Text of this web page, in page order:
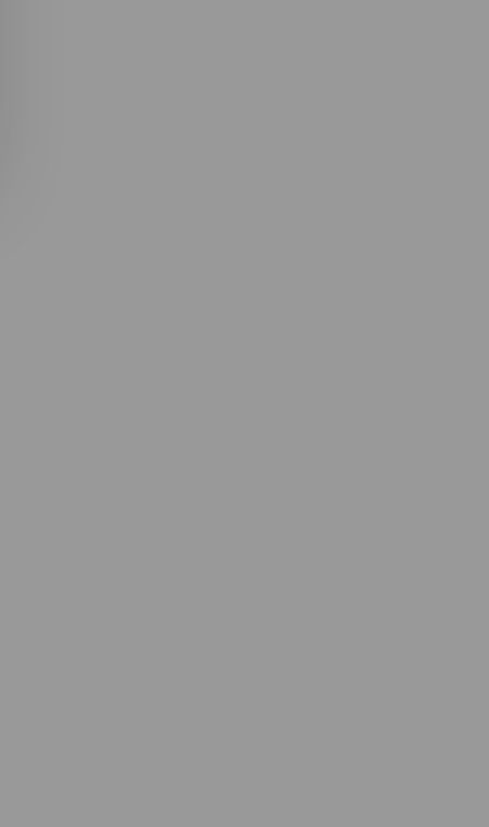
интересная,
которая обрела
На наших занятиях мы
не только на